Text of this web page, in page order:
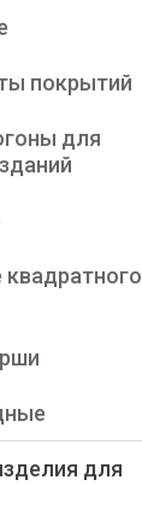
покрытий
для